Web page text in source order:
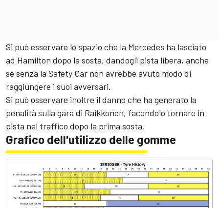
Si può esservare lo spazio che la Mercedes ha lasciato
ad Hamilton dopo la sosta, dandogli pista libera, anche
se senza la Safety Car non avrebbe avuto modo di
raggiungere i suoi avversari.
Si può osservare inoltre il danno che ha generato la
penalità sulla gara di Raikkonen, facendolo tornare in
pista nel traffico dopo la prima sosta.
Grafico dell'utilizzo delle gomme